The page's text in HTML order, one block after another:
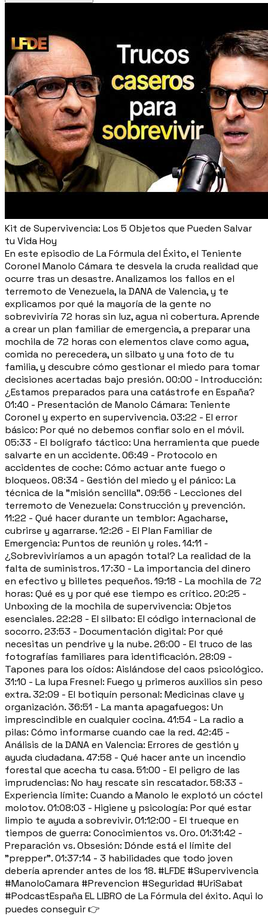
Kit de Supervivencia: Los 5 Objetos que Pueden Salvar
tu Vida Hoy
En este episodio de La Fórmula del Éxito, el Teniente
Coronel Manolo Cámara te desvela la cruda realidad que
ocurre tras un desastre. Analizamos los fallos en el
terremoto de Venezuela, la DANA de Valencia, y te
explicamos por qué la mayoría de la gente no
sobreviviría 72 horas sin luz, agua ni cobertura. Aprende
a crear un plan familiar de emergencia, a preparar una
mochila de 72 horas con elementos clave como agua,
comida no perecedera, un silbato y una foto de tu
familia, y descubre cómo gestionar el miedo para tomar
decisiones acertadas bajo presión. 00:00 - Introducción:
¿Estamos preparados para una catástrofe en España?
01:40 - Presentación de Manolo Cámara: Teniente
Coronel y experto en supervivencia. 03:22 - El error
básico: Por qué no debemos confiar solo en el móvil.
05:33 - El bolígrafo táctico: Una herramienta que puede
salvarte en un accidente. 06:49 - Protocolo en
accidentes de coche: Cómo actuar ante fuego o
bloqueos. 08:34 - Gestión del miedo y el pánico: La
técnica de la "misión sencilla". 09:56 - Lecciones del
terremoto de Venezuela: Construcción y prevención.
11:22 - Qué hacer durante un temblor: Agacharse,
cubrirse y agarrarse. 12:26 - El Plan Familiar de
Emergencia: Puntos de reunión y roles. 14:11 -
¿Sobreviviríamos a un apagón total? La realidad de la
falta de suministros. 17:30 - La importancia del dinero
en efectivo y billetes pequeños. 19:18 - La mochila de 72
horas: Qué es y por qué ese tiempo es crítico. 20:25 -
Unboxing de la mochila de supervivencia: Objetos
esenciales. 22:28 - El silbato: El código internacional de
socorro. 23:53 - Documentación digital: Por qué
necesitas un pendrive y la nube. 26:00 - El truco de las
fotografías familiares para identificación. 28:09 -
Tapones para los oídos: Aislándose del caos psicológico.
31:10 - La lupa Fresnel: Fuego y primeros auxilios sin peso
extra. 32:09 - El botiquín personal: Medicinas clave y
organización. 36:51 - La manta apagafuegos: Un
imprescindible en cualquier cocina. 41:54 - La radio a
pilas: Cómo informarse cuando cae la red. 42:45 -
Análisis de la DANA en Valencia: Errores de gestión y
ayuda ciudadana. 47:58 - Qué hacer ante un incendio
forestal que acecha tu casa. 51:00 - El peligro de las
imprudencias: No hay rescate sin rescatador. 58:33 -
Experiencia límite: Cuando a Manolo le explotó un cóctel
molotov. 01:08:03 - Higiene y psicología: Por qué estar
limpio te ayuda a sobrevivir. 01:12:00 - El trueque en
tiempos de guerra: Conocimientos vs. Oro. 01:31:42 -
Preparación vs. Obsesión: Dónde está el límite del
"prepper". 01:37:14 - 3 habilidades que todo joven
debería aprender antes de los 18. #LFDE #Supervivencia
#ManoloCamara #Prevencion #Seguridad #UriSabat
#PodcastEspaña EL LIBRO de La Fórmula del éxito. Aqui lo
puedes conseguir 👉